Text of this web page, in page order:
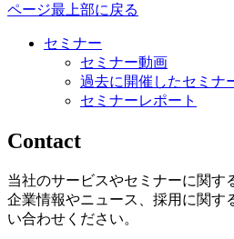
ページ最上部に戻る
セミナー
セミナー動画
過去に開催したセミナ
セミナーレポート
Contact
当社のサービスやセミナーに関す
企業情報やニュース、採用に関す
い合わせください。